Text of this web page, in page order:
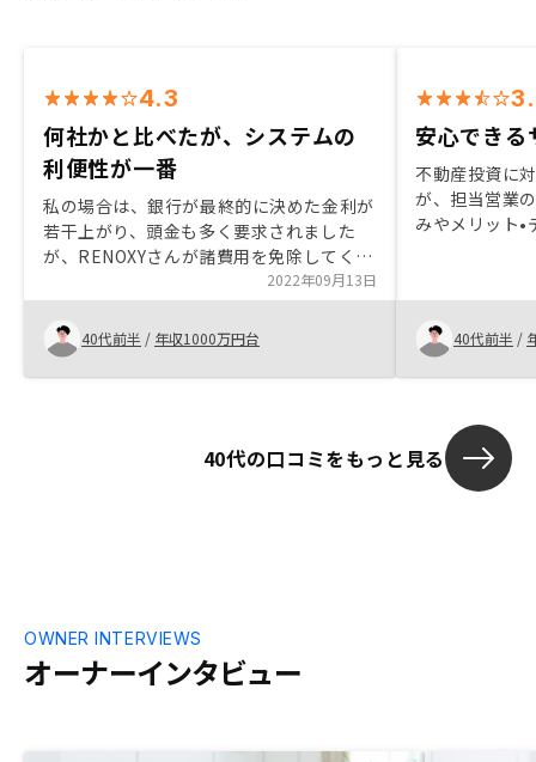
4.3
何社かと比べたが、システムの
利便性が一番
私の場合は、銀行が最終的に決めた金利が
若干上がり、頭金も多く要求されました
が、RENOXYさんが諸費用を免除してくれ
たので、非常にありがたいです。また、物
件選定において、地図で物件一覧が見られ
るのが、とても役に立ったと思います。
2022年09月13日
40代前半 / 年収1000万円台
安心できる
不動産投資に
が、担当営業
みやメリット•
だと感じた。
40代前半 /
40代の口コミをもっと見る
オーナーインタビュー
OWNER INTERVIEWS